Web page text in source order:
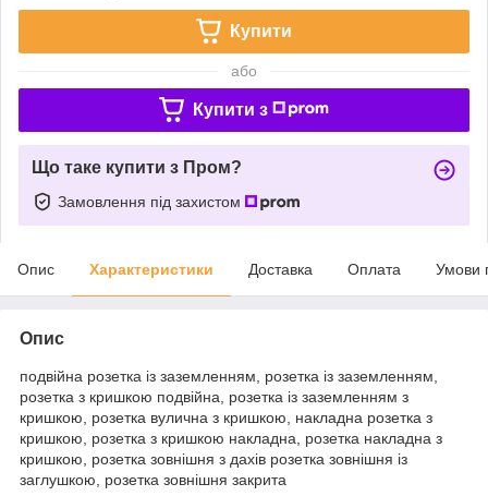
Купити
або
Купити з
Що таке купити з Пром?
Замовлення під захистом
Опис Характеристики Доставка Оплата Умови
Опис
подвійна розетка із заземленням, розетка із заземленням,
розетка з кришкою подвійна, розетка із заземленням з
кришкою, розетка вулична з кришкою, накладна розетка з
кришкою, розетка з кришкою накладна, розетка накладна з
кришкою, розетка зовнішня з дахів розетка зовнішня із
заглушкою, розетка зовнішня закрита